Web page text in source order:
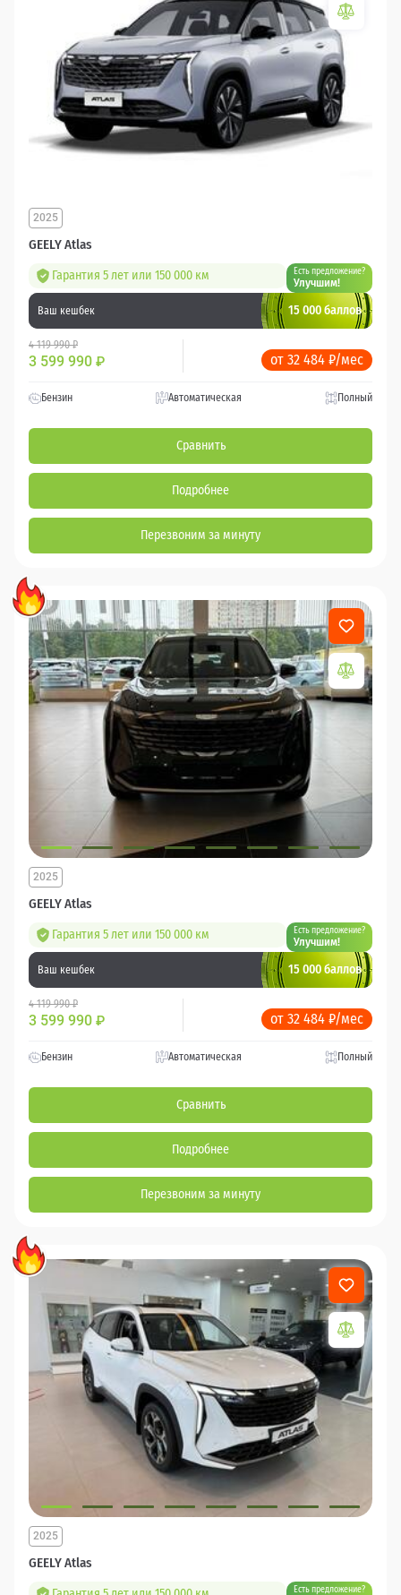
GEELY Atlas
2025
Гарантия 5 лет или 150 000 км Есть предложение?
Улучшим!
Ваш кешбек 15 000 баллов
4 119 990 ₽
3 599 990 ₽ от 32 484 ₽/мес
Бензин Автоматическая Полный
Сравнить
Подробнее
Перезвоним за минуту
GEELY Atlas
2025
Гарантия 5 лет или 150 000 км Есть предложение?
Улучшим!
Ваш кешбек 15 000 баллов
4 119 990 ₽
3 599 990 ₽ от 32 484 ₽/мес
Бензин Автоматическая Полный
Сравнить
Подробнее
Перезвоним за минуту
GEELY Atlas
2025
Есть предложение?